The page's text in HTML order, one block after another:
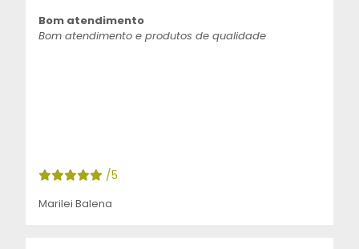
Bom atendimento
Bom atendimento e produtos de qualidade
/5
Marilei Balena